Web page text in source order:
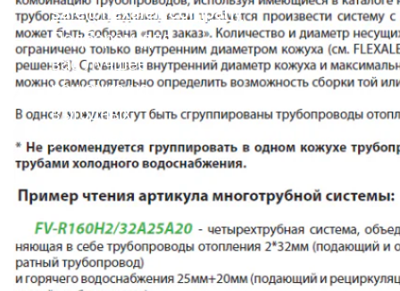
sale@flexalen.company
Подберем для
вас лучшее
решение на
выгодных